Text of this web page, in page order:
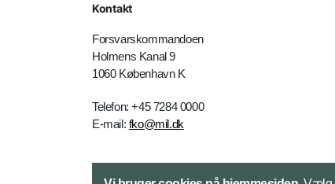
Kontakt
Forsvarskommandoen
Holmens Kanal 9
1060 København K
Telefon: +45 7284 0000
E-mail: fko@mil.dk
Kontakt